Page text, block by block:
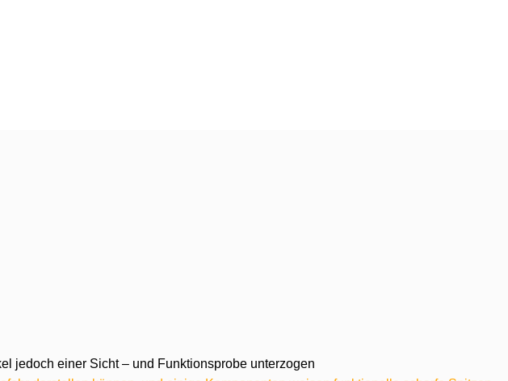
jedoch einer Sicht – und Funktionsprobe unterzogen